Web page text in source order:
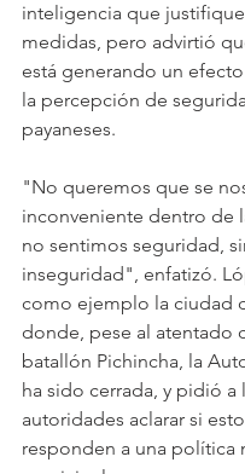
inteligencia que
medidas, pero advirtió
está generando un
la percepción de
payaneses.
"No queremos que se
inconveniente dentro de
no sentimos seguridad,
inseguridad", enfatizó.
como ejemplo la ciudad
donde, pese al atentado
batallón Pichincha, la
ha sido cerrada, y pidió a
autoridades aclarar si
responden a una política